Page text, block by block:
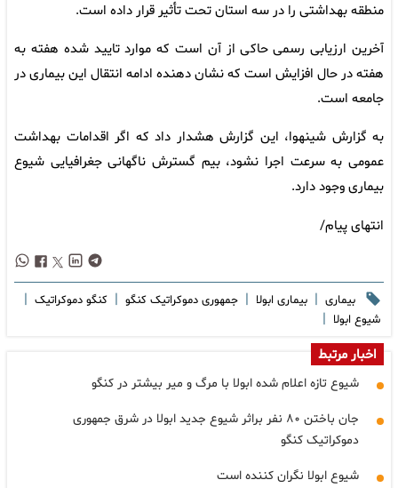
منطقه بهداشتی را در سه استان تحت تأثیر قرار داده است.
آخرین ارزیابی رسمی حاکی از آن است که موارد تایید شده هفته به
هفته در حال افزایش است که نشان دهنده ادامه انتقال این بیماری در
جامعه است.
به گزارش شینهوا، این گزارش هشدار داد که اگر اقدامات بهداشت
عمومی به سرعت اجرا نشود، بیم گسترش ناگهانی جغرافیایی شیوع
بیماری وجود دارد.
انتهای پیام/
بیماری | بیماری ابولا | جمهوری دموکراتیک کنگو | کنگو دموکراتیک |
شیوع ابولا |
اخبار مرتبط
شیوع تازه اعلام شده ابولا با مرگ و میر بیشتر در کنگو
جان باختن ۸۰ نفر براثر شیوع جدید ابولا در شرق جمهوری
دموکراتیک کنگو
شیوع ابولا نگران کننده است